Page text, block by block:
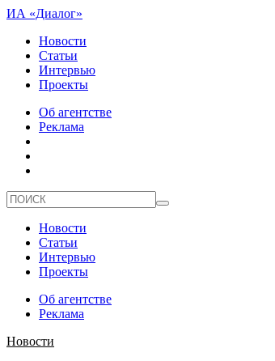
ИА «Диалог»
Новости
Статьи
Интервью
Проекты
Об агентстве
Реклама
Новости
Статьи
Интервью
Проекты
Об агентстве
Реклама
Новости